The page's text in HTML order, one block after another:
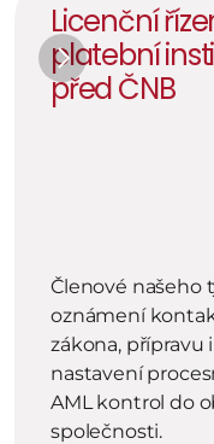
Licenční
platební
před ČNB
Členové našeho
oznámení
zákona,
nastavení
AML kontrol do
společnosti.